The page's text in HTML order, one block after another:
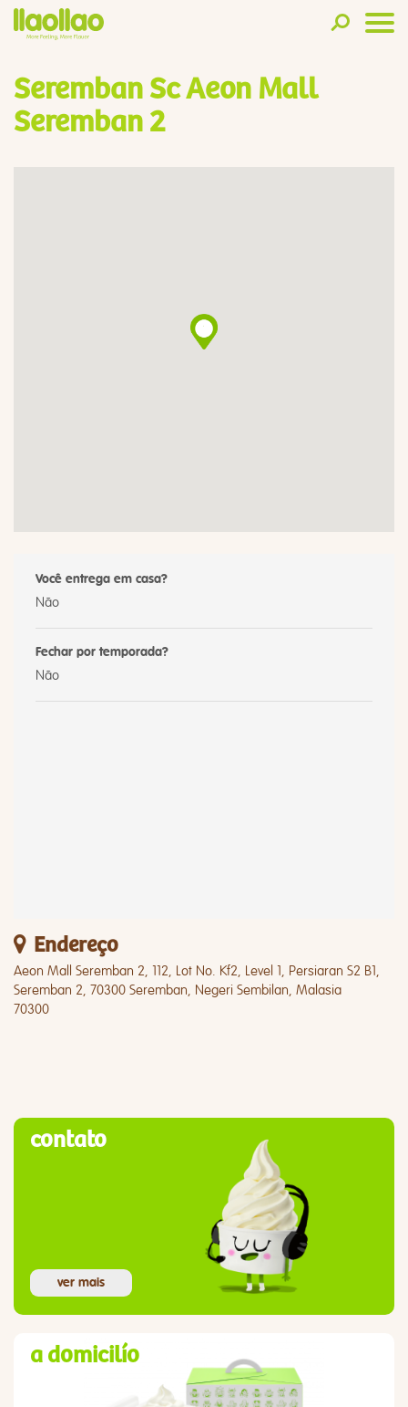
Seremban Sc Aeon Mall
Seremban 2
Você entrega em casa?
Não
Fechar por temporada?
Não
Endereço
Aeon Mall Seremban 2, 112, Lot No. Kf2, Level 1, Persiaran S2 B1,
Seremban 2, 70300 Seremban, Negeri Sembilan, Malasia
70300
contato
ver mais
a domicilío